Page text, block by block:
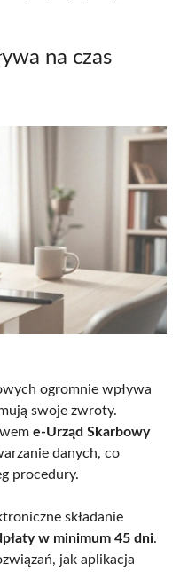
na czas
ogromnie wpływa
swoje zwroty.
e-Urząd Skarbowy
danych, co
procedury.
składanie
w minimum 45 dni.
jak aplikacja